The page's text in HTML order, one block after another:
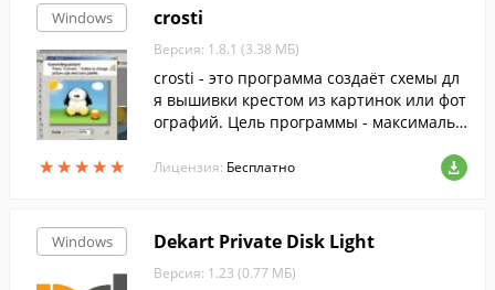
Windows
★★★★★
★★★★★
crosti
Версия: 1.8.1 (3.38 МБ)
crosti - это программа создаёт схемы дл
я вышивки крестом из картинок или фот
ографий. Цель программы - максимальн
файл в схему для вышивания крестом. Д
Лицензия: Бесплатно
Windows Dekart Private Disk Light
Версия: 1.23 (0.77 МБ)